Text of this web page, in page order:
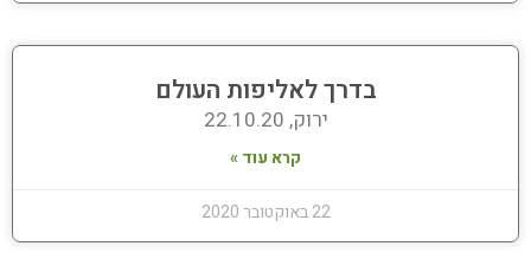
בדרך לאליפות העולם
ירוק, 22.10.20
קרא עוד »
22 באוקטובר 2020